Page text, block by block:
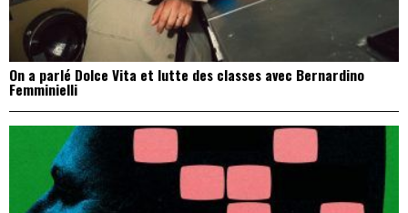
On a parlé Dolce Vita et lutte des classes avec Bernardino
Femminielli